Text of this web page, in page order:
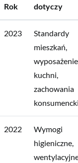
Rok
dotyczy
2023
Standardy
mieszkań,
wyposażenie
kuchni,
zachowania
2022
Wymogi
higieniczne,